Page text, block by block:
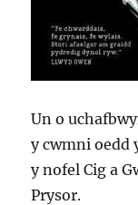
Un o
y cwmni oedd
y nofel Cig a
Prysor.